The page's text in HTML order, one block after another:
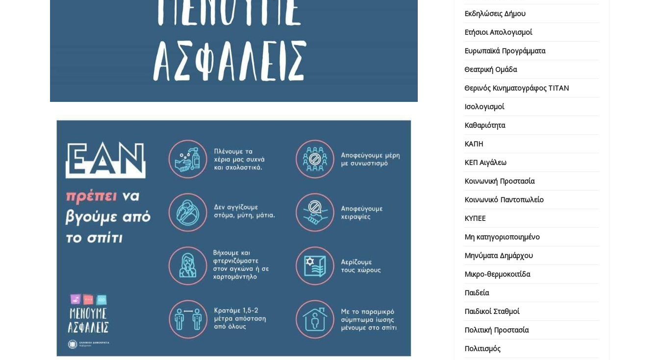
Εκδηλώσεις Δήμου
Ετήσιοι Απολογισμοί
Ευρωπαϊκά Προγράμματα
Θεατρική Ομάδα
Θερινός Κινηματογράφος ΤΙΤΑΝ
Ισολογισμοί
Καθαριότητα
ΚΑΠΗ
ΚΕΠ Αιγάλεω
Κοινωνική Προστασία
Κοινωνικό Παντοπωλείο
ΚΥΠΕΕ
Μη κατηγοριοποιημένο
Μηνύματα Δημάρχου
Μικρο-θερμοκοιτίδα
Παιδεία
Παιδικοί Σταθμοί
Πολιτική Προστασία
Πολιτισμός